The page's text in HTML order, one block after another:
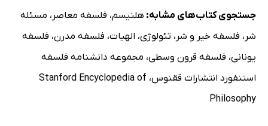
جستجوی کتاب‌های مشابه: هلنیسم، فلسفه معاصر ، مسئله
شر ، فلسفه خیر و شر ، تئولوژی، الهیات، فلسفه مدرن، فلسفه
یونانی، فلسفه قرون وسطی، مجموعه دانشنامه فلسفه
استنفورد انتشارات ققنوس، Stanford Encyclopedia of
Philosophy